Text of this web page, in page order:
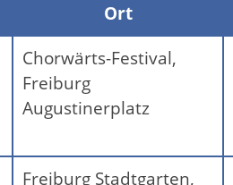
Ort
Chorwärts-Festival,
Freiburg
Augustinerplatz
Freiburg Stadtgarten,